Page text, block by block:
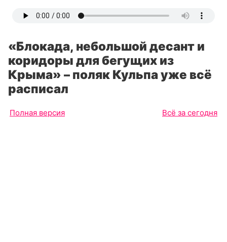
«Блокада, небольшой десант и
коридоры для бегущих из
Крыма» – поляк Кульпа уже всё
расписал
Полная версия Всё за сегодня